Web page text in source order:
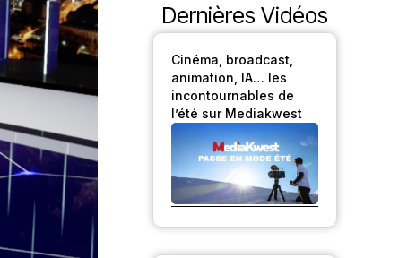
Dernières Vidéos
Cinéma, broadcast,
animation, IA… les
incontournables de
l’été sur Mediakwest